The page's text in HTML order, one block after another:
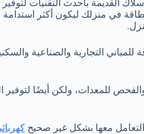
القديمة بأحدث التقنيات
في منزلك ليكون أكثر
التجارية والصناعية
للمعدات، ولكن أيضًا لتوفير
التعامل معها بشكل غير صحيح